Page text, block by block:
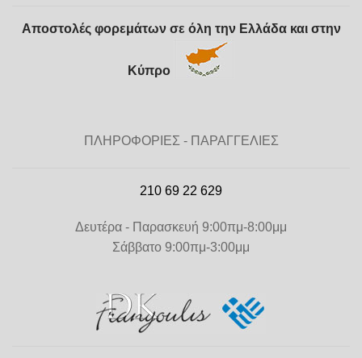
Αποστολές φορεμάτων σε όλη την Ελλάδα και στην
Κύπρο
ΠΛΗΡΟΦΟΡΙΕΣ - ΠΑΡΑΓΓΕΛΙΕΣ
210 69 22 629
Δευτέρα - Παρασκευή 9:00πμ-8:00μμ
Σάββατο 9:00πμ-3:00μμ